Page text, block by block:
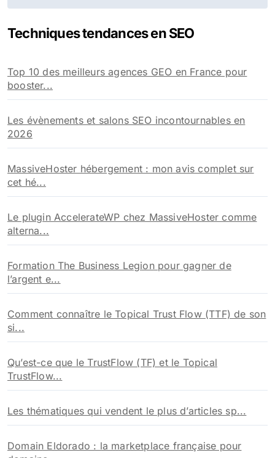
Techniques tendances en SEO
Top 10 des meilleurs agences GEO en France pour
booster...
Les évènements et salons SEO incontournables en
2026
MassiveHoster hébergement : mon avis complet sur
cet hé...
Le plugin AccelerateWP chez MassiveHoster comme
alterna...
Formation The Business Legion pour gagner de
l’argent e...
Comment connaître le Topical Trust Flow (TTF) de son
si...
Qu’est-ce que le TrustFlow (TF) et le Topical
TrustFlow...
Les thématiques qui vendent le plus d’articles sp...
Domain Eldorado : la marketplace française pour